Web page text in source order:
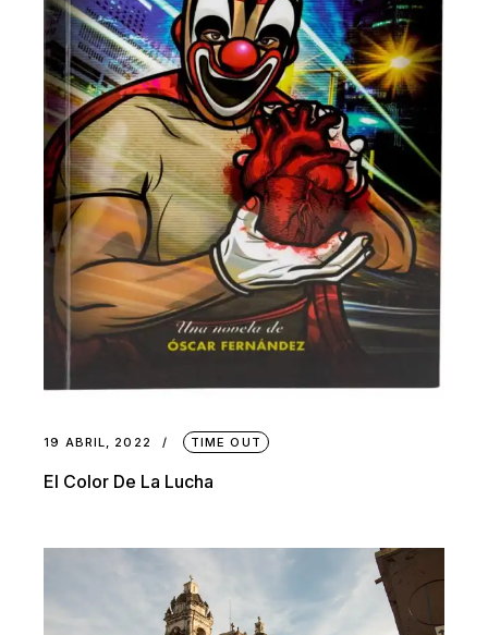
19 ABRIL, 2022 TIME OUT
El Color De La Lucha